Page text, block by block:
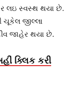
લઇ સ્વસ્થ થયા છે.
ચૂકેલ જીલ્લા
જાહેર થયા છે.
ક્લિક કરી